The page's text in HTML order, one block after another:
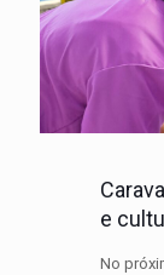
e
No